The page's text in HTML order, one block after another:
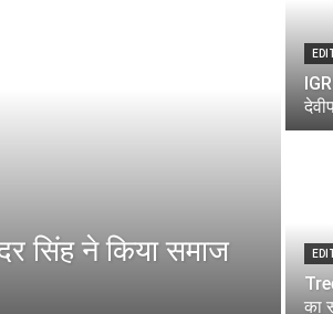
सिंह ने किया समाज
का